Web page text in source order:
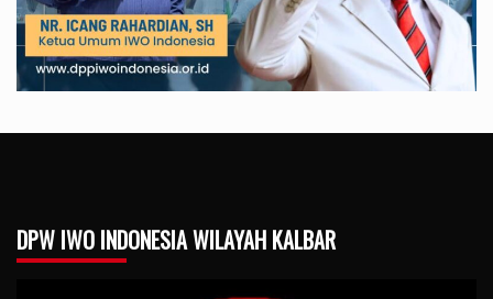
DPW IWO INDONESIA WILAYAH KALBAR